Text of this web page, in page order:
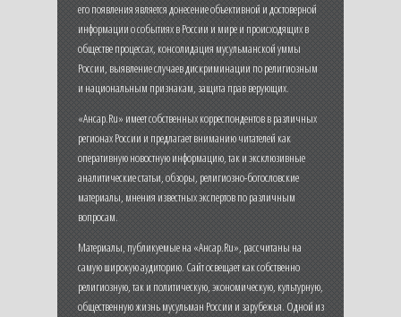
его появления является донесение объективной и достоверной
информации о событиях в России и мире и происходящих в
обществе процессах, консолидация мусульманской уммы
России, выявление случаев дискриминации по религиозным
и национальным признакам, защита прав верующих.
«Ансар.Ru» имеет собственных корреспондентов в различных
регионах России и предлагает вниманию читателей как
оперативную новостную информацию, так и эксклюзивные
аналитические статьи, обзоры, религиозно-богословские
материалы, мнения известных экспертов по различным
вопросам.
Материалы, публикуемые на «Ансар.Ru», рассчитаны на
самую широкую аудиторию. Сайт освещает как собственно
религиозную, так и политическую, экономическую, культурную,
общественную жизнь мусульман России и зарубежья. Одной из